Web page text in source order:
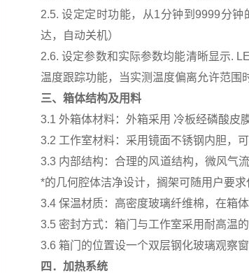
2.5. 设定定时功能，从1分钟到9999分
达，自动关机）
2.6. 设定参数和实际参数均能清晰显示.
温度跟踪功能，当实测温度偏离允许范围
三、箱体结构及用料
3.1 外箱体材料：外箱采用 冷板经磷酸皮
3.2 工作室材料：采用镜面不锈钢内胆，
3.3 内部结构：合理的风道结构，微风气
*的几何腔体洁净设计，搁架可随用户要
3.4 保温材质：高密度玻璃纤维棉，在箱
3.5 密封方式：箱门与工作室采用耐高温
3.6 箱门的位置设一个双层钢化玻璃观察
四．加热系统